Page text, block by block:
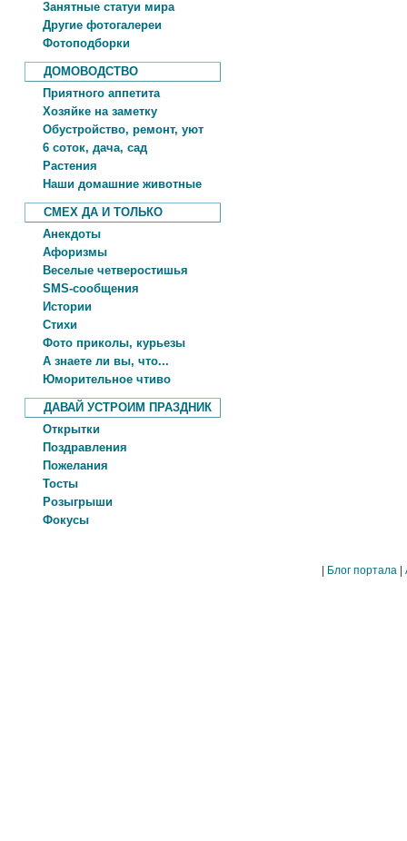
Занятные статуи мира
Другие фотогалереи
Фотоподборки
ДОМОВОДСТВО
Приятного аппетита
Хозяйке на заметку
Обустройство, ремонт, уют
6 соток, дача, сад
Растения
Наши домашние животные
СМЕХ ДА И ТОЛЬКО
Анекдоты
Афоризмы
Веселые четверостишья
SMS-сообщения
Истории
Стихи
Фото приколы, курьезы
А знаете ли вы, что...
Юморительное чтиво
ДАВАЙ УСТРОИМ ПРАЗДНИК
Открытки
Поздравления
Пожелания
Тосты
Розыгрыши
Фокусы
Блог портала